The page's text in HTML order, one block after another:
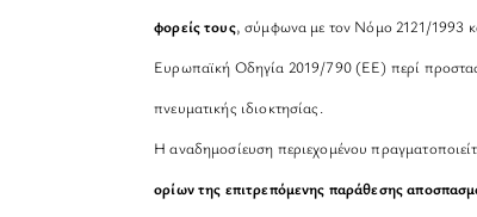
φορείς τους, σύμφωνα με τον Νόμο 2121/1993
Ευρωπαϊκή Οδηγία 2019/790 (ΕΕ) περί
πνευματικής ιδιοκτησίας.
Η αναδημοσίευση περιεχομένου
ορίων της επιτρεπόμενης παράθεσης